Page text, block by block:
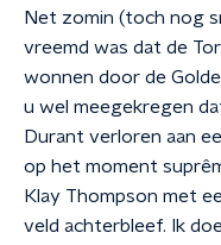
Net zomin (toch nog
vreemd was dat de
wonnen door de
u wel meegekregen
Durant verloren aan
op het moment
Klay Thompson met
veld achterbleef. Ik